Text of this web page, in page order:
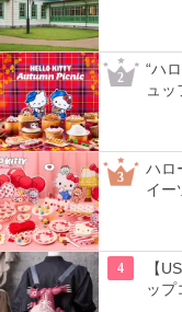
2
“ハ
ュ
3
ハロ
イー
4
【
ップ